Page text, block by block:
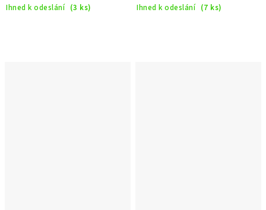
Ihned k odeslání (3 ks) Ihned k odeslání (7 ks)